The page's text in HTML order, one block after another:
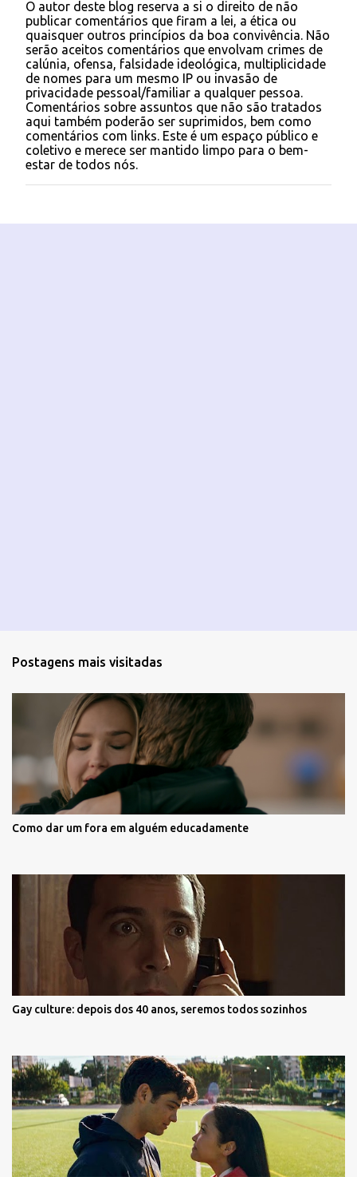
P
o
s
t
a
r
u
m
c
o
m
e
n
r
O autor deste blog reserva a si o direito de não
publicar comentários que firam a lei, a ética ou
quaisquer outros princípios da boa convivência. Não
serão aceitos comentários que envolvam crimes de
calúnia, ofensa, falsidade ideológica, multiplicidade
de nomes para um mesmo IP ou invasão de
privacidade pessoal/familiar a qualquer pessoa.
Comentários sobre assuntos que não são tratados
aqui também poderão ser suprimidos, bem como
comentários com links. Este é um espaço público e
coletivo e merece ser mantido limpo para o bem-
estar de todos nós.
Postagens mais visitadas
Como dar um fora em alguém educadamente
Gay culture: depois dos 40 anos, seremos todos sozinhos